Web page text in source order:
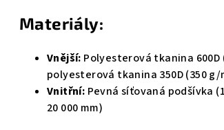
Materiály:
Vnější: Polyesterová tkanina
polyesterová tkanina 350D (350
Vnitřní: Pevná síťovaná podšívka
20 000 mm)